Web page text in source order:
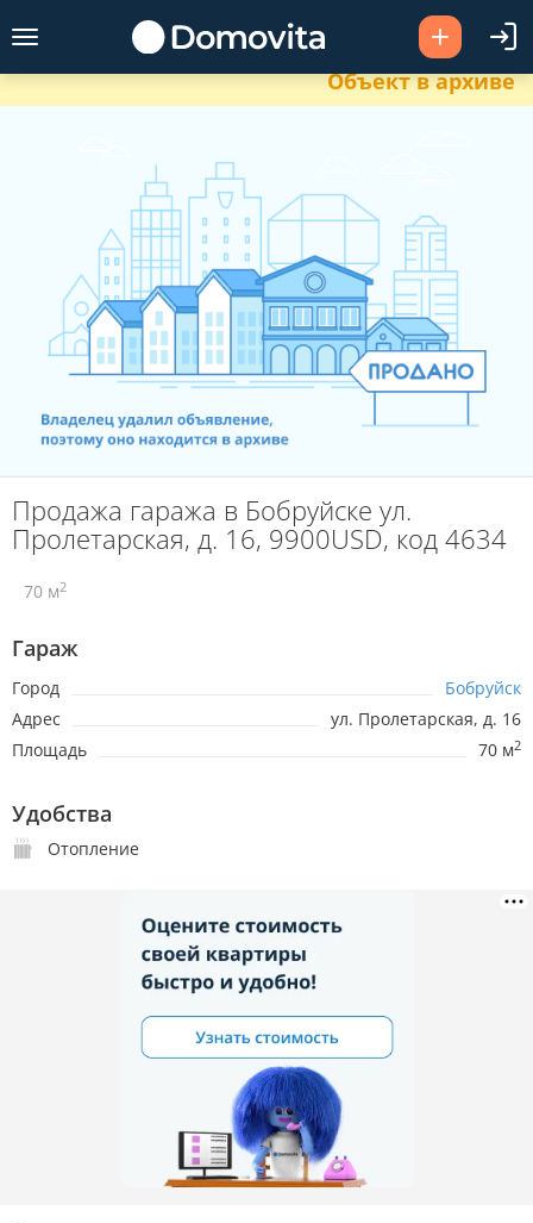
Объект в архиве
Продажа гаража в Бобруйске ул.
Пролетарская, д. 16, 9900USD, код 4634
70 м2
Гараж
Город
Бобруйск
Адрес
ул. Пролетарская, д. 16
Площадь
70 м2
Удобства
Отопление